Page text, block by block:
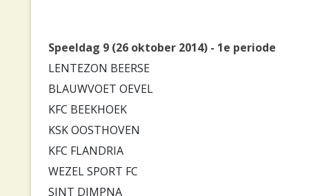
Speeldag 9 (26 oktober 2014) - 1e periode
LENTEZON BEERSE
BLAUWVOET OEVEL
KFC BEEKHOEK
KSK OOSTHOVEN
KFC FLANDRIA
WEZEL SPORT FC
SINT DIMPNA